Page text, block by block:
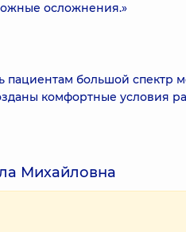
осложнения.»
пациентам большой спектр
комфортные условия
Михайловна